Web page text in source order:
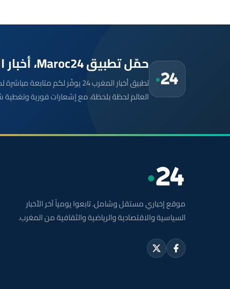
حمّل تطبيق Maroc24، أخبار المغرب تصلك أولاً
تطبيق أخبار المغرب 24 يوفّر لكم
العالم لحظة بلحظة، مع إشعارات فورية
موقع إخباري مستقل وشامل. تابعوا يومياً آخر الأخبار
السياسية والاقتصادية والرياضية والثقافية من المغرب.